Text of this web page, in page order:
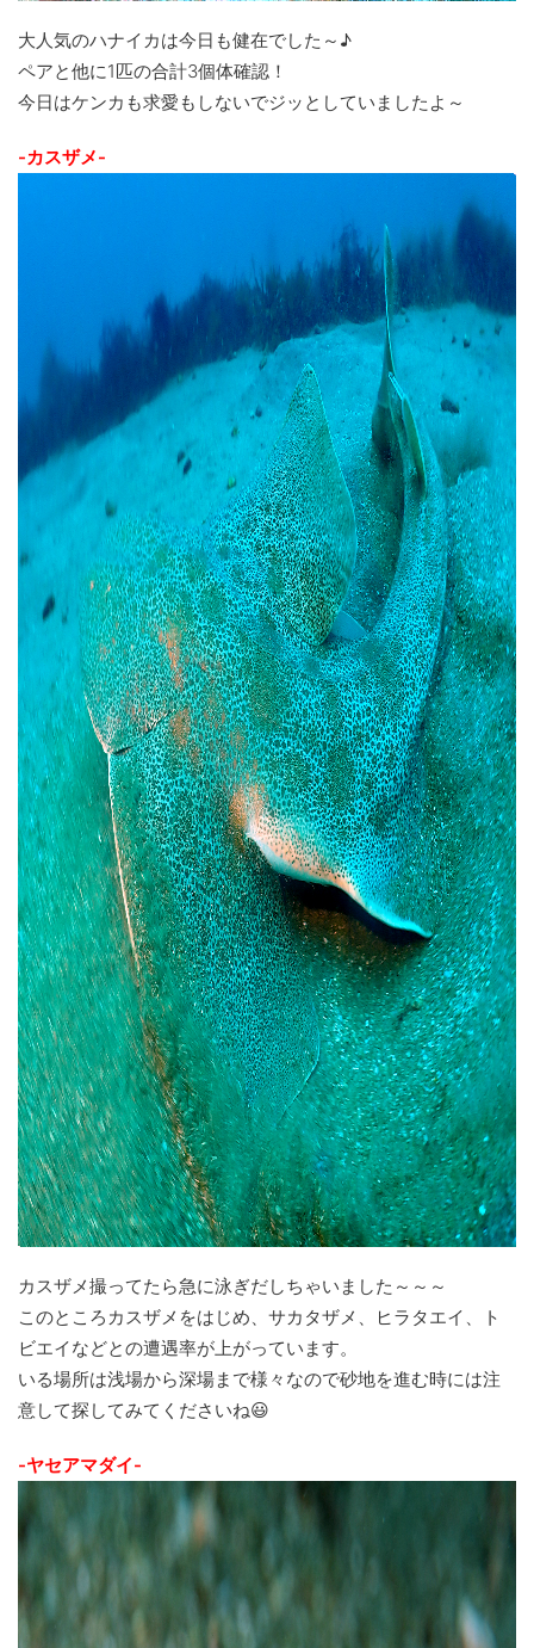
大人気のハナイカは今日も健在でした～♪
ペアと他に1匹の合計3個体確認！
今日はケンカも求愛もしないでジッとしていましたよ～
-カスザメ-
カスザメ撮ってたら急に泳ぎだしちゃいました～～～
このところカスザメをはじめ、サカタザメ、ヒラタエイ、ト
ビエイなどとの遭遇率が上がっています。
いる場所は浅場から深場まで様々なので砂地を進む時には注
意して探してみてくださいね😃
-ヤセアマダイ-